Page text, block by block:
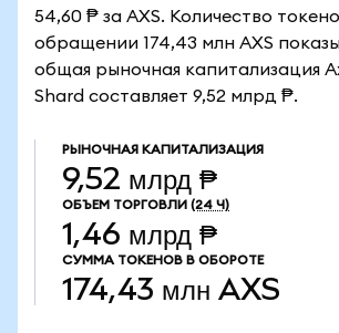
54,60 ₱ за AXS. Количество
обращении 174,43 млн AXS
общая рыночная капитализация
Shard составляет 9,52 млрд ₱.
РЫНОЧНАЯ КАПИТАЛИЗАЦИЯ
9,52 млрд ₱
ОБЪЕМ ТОРГОВЛИ (24 Ч)
1,46 млрд ₱
СУММА ТОКЕНОВ В ОБОРОТЕ
174,43 млн AXS